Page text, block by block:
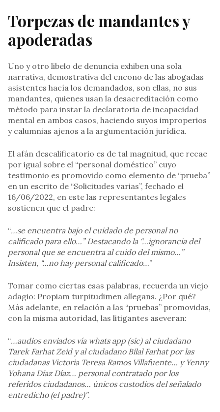
Torpezas de mandantes y
apoderadas
Uno y otro libelo de denuncia exhiben una sola
narrativa, demostrativa del encono de las abogadas
asistentes hacía los demandados, son ellas, no sus
mandantes, quienes usan la desacreditación como
método para instar la declaratoria de incapacidad
mental en ambos casos, haciendo suyos improperios
y calumnias ajenos a la argumentación jurídica.
El afán descalificatorio es de tal magnitud, que recae
por igual sobre el “personal doméstico” cuyo
testimonio es promovido como elemento de “prueba”
en un escrito de “Solicitudes varias”, fechado el
16/06/2022, en este las representantes legales
sostienen que el padre:
“…se encuentra bajo el cuidado de personal no
calificado para ello…” Destacando la “…ignorancia del
personal que se encuentra al cuido del mismo…”
Insisten, “…no hay personal calificado…”
Tomar como ciertas esas palabras, recuerda un viejo
adagio: Propiam turpitudimen allegans. ¿Por qué?
Más adelante, en relación a las “pruebas” promovidas,
con la misma autoridad, las litigantes aseveran:
“…audios enviados vía whats app (sic) al ciudadano
Tarek Farhat Zeid y al ciudadano Bilal Farhat por las
ciudadanas Victoria Teresa Ramos Villafuente… y Yenny
Yohana Díaz Díaz… personal contratado por los
referidos ciudadanos… únicos custodios del señalado
entredicho (el padre)”.